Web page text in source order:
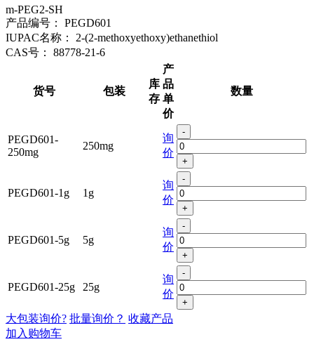
m-PEG2-SH
产品编号：
PEGD601
IUPAC名称： 2-(2-methoxyethoxy)ethanethiol
CAS号：
88778-21-6
货号 包装
库
存
产
品
单
价
数量
PEGD601-
250mg
250mg
询
价
-
+
PEGD601-1g 1g
询
价
-
+
PEGD601-5g 5g
询
价
-
+
PEGD601-25g 25g
询
价
-
+
大包装询价? 批量询价？ 收藏产品
加入购物车